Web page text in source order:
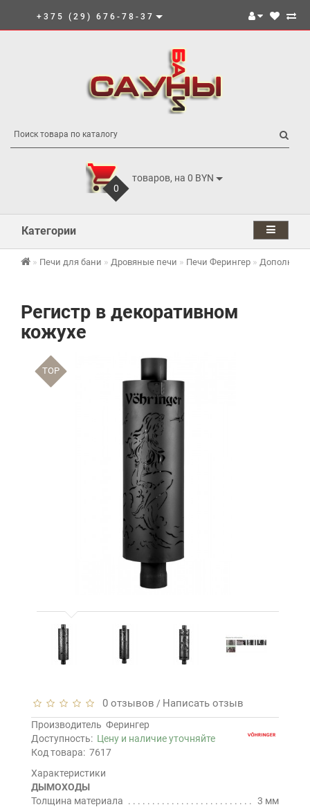
+375 (29) 676-78-37
0
товаров, на 0 BYN
Категории
Печи для бани Дровяные печи Печи Ферингер
Регистр в декоративном
кожухе
TOP
0 отзывов / Написать отзыв
Производитель Ферингер
Доступность: Цену и наличие уточняйте
Код товара: 7617
Характеристики
ДЫМОХОДЫ
Толщина материала
3 мм